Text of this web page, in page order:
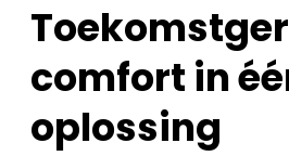
comfort in
oplossing